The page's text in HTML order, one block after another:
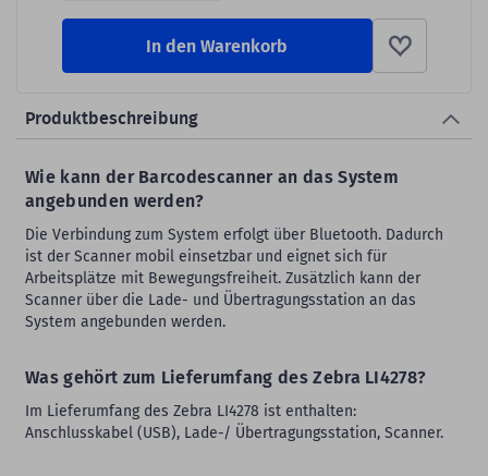
In den Warenkorb
Produktbeschreibung
Wie kann der Barcodescanner an das System
angebunden werden?
Die Verbindung zum System erfolgt über Bluetooth. Dadurch
ist der Scanner mobil einsetzbar und eignet sich für
Arbeitsplätze mit Bewegungsfreiheit. Zusätzlich kann der
Scanner über die Lade- und Übertragungsstation an das
System angebunden werden.
Was gehört zum Lieferumfang des Zebra LI4278?
Im Lieferumfang des Zebra LI4278 ist enthalten:
Anschlusskabel (USB), Lade-/ Übertragungsstation, Scanner.